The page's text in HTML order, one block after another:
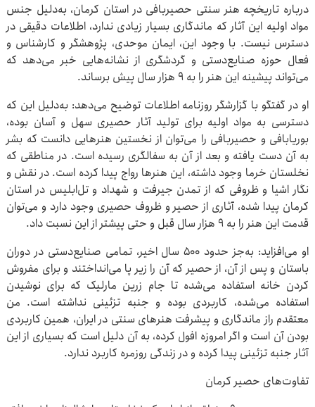
درباره تاریخچه هنر سنتی حصیربافی در استان کرمان، به‌دلیل جنس
مواد اولیه این آثار که ماندگاری بسیار زیادی ندارد، اطلاعات دقیقی در
دسترس نیست. با وجود این، ایمان موحدی، پژوهشگر و کارشناس و
فعال حوزه صنایع‌دستی و گردشگری از نشانه‌هایی خبر می‌دهد که
می‌تواند پیشینه این هنر را به ۹ هزار سال پیش برساند.
او در گفتگو با گزارشگر روزنامه اطلاعات توضیح می‌دهد: به‌دلیل این که
دسترسی به مواد اولیه برای تولید آثار حصیری سهل و آسان بوده،
بوریابافی و حصیربافی را می‌توان از نخستین هنرهایی دانست که بشر
به آن دست یافته و بعد از آن به سفالگری رسیده است. در مناطقی که
نخلستان خرما وجود داشته، این هنرها رواج پیدا کرده است. در نقش و
نگار اشیا و ظروفی که از تمدن جیرفت و شهداد و تل‌ابلیس در استان
کرمان پیدا شده، آثاری از حصیر و ظروف حصیری وجود دارد و می‌توان
قدمت این هنر را به ۹ هزار سال قبل و حتی پیشتر از این نسبت داد.
او می‌افزاید: به‌جز حدود ۵۰۰ سال اخیر، تمامی صنایع‌دستی در دوران
باستان و پس از آن، از حصیر که آن را زیر پا می‌انداختند و برای مفروش
کردن خانه‌ استفاده می‌شده تا جام زرین مارلیک که برای نوشیدن
استفاده می‌شده، کاربردی بوده و جنبه تزئینی نداشته است. من
معتقدم راز ماندگاری و پیشرفت هنرهای سنتی در ایران، همین کاربردی
بودن آن است و اگر امروزه افول کرده، به‌ آن دلیل است که بسیاری از این
آثار جنبه تزئینی پیدا کرده و در زندگی روزمره کاربرد ندارد.
تفاوت‌های حصیر کرمان